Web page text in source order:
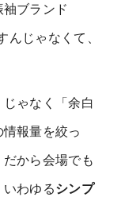
ブランド
じゃなくて、
ゃなく「余白
報量を絞っ
から会場でも
わゆるシンプ